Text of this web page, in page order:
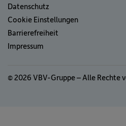
Datenschutz
Cookie Einstellungen
Barrierefreiheit
Impressum
© 2026 VBV-Gruppe – Alle Rechte